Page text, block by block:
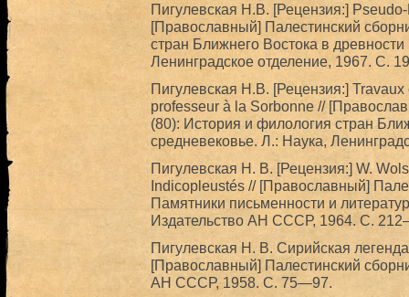
Пигулевская Н.В. [Рецензия:]
[Православный] Палестинский
стран Ближнего Востока в
Ленинградское отделение, 1967. С.
Пигулевская Н.В. [Рецензия:]
professeur à la Sorbonne //
(80): История и филология стран
средневековье. Л.: Наука,
Пигулевская Н. В. [Рецензия:] W.
Indicopleustés // [Православный]
Памятники письменности и
Издательство АН СССР, 1964. С.
Пигулевская Н. В. Сирийская
[Православный] Палестинский
АН СССР, 1958. С. 75—97.